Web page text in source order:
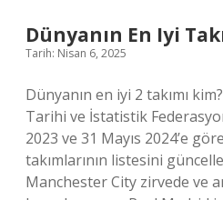
Dünyanın En Iyi
Tarih: Nisan 6, 2025
Dünyanın en iyi 2 takımı
Tarihi ve İstatistik
2023 ve 31 Mayıs 2024’e
takımlarının listesini
Manchester City zirvede ve